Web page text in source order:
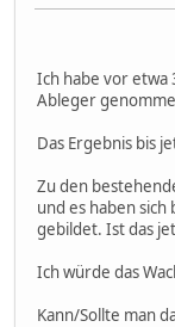
Ich habe vor etwa
Ableger
Das Ergebnis bis
Zu den
und es haben
gebildet. Ist das
Ich würde das
Kann/Sollte man